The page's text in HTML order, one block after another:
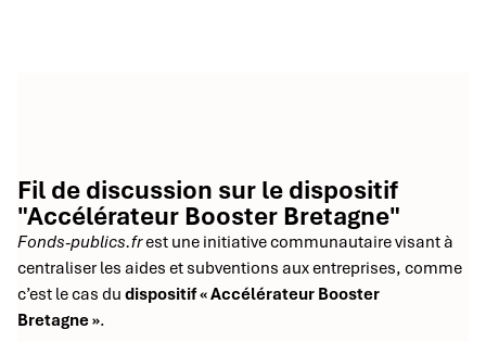
Fil de discussion sur le dispositif
"Accélérateur Booster Bretagne"
Fonds-publics.frest une initiative communautaire visant à
centraliser les aides et subventions aux entreprises, comme
c’est le cas du dispositif « Accélérateur Booster
Bretagne ».